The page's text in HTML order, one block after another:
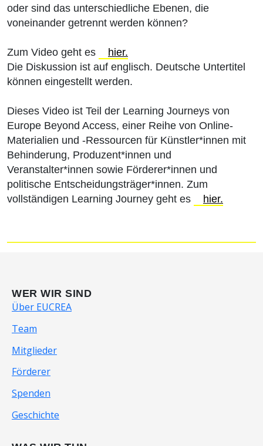
oder sind das unterschiedliche Ebenen, die
voneinander getrennt werden können?
Zum Video geht es
hier.
Die Diskussion ist auf englisch. Deutsche Untertitel
können eingestellt werden.
Dieses Video ist Teil der Learning Journeys von
Europe Beyond Access, einer Reihe von Online-
Materialien und -Ressourcen für Künstler*innen mit
Behinderung, Produzent*innen und
Veranstalter*innen sowie Förderer*innen und
politische Entscheidungsträger*innen. Zum
vollständigen Learning Journey geht es
hier.
WER WIR SIND
Über EUCREA
Team
Mitglieder
Förderer
Spenden
Geschichte